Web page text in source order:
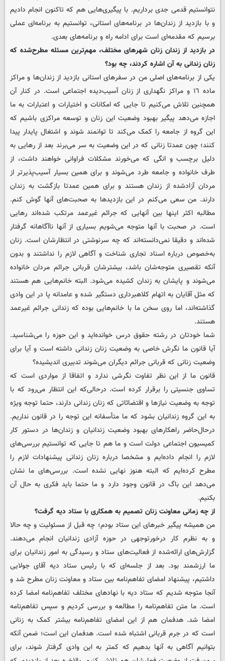
نتوانستیم قدمی جدی برداریم. با پیگیری‌هایی هم که تاکنون انجام دادیم
و با بازدید از زندان‌ها در برنامه‌های استانی، توانستیم به برنامه‌ای عملی
برسیم که مقدمه‌ای است برای ادامه راه و برنامه‌های بعدی.
‌در بازدید از زندان زنان شهرهای مختلف، مهم‌ترین مسئله مطرح‌شده که
زنان زندانی به آن اشاره کردند، چه بود؟
یکی از برنامه‌های اصلی من در سفرهای استانی بازدید از زندان‌ها و مراکز
ماده ١٦ و مراکز نگهداری از زنان آسیب‌دیده اجتماعی است. در کنار آن
همچنین تلاش می‌کنیم تا جایی که امکانات و اختیارات و اعتبارات به ما
اجازه می‌دهد پیگیر بهبود وضعیت این زنان و توسعه مراکزی باشیم که
این گروه از جامعه را کمک می‌کند تا توانمند شوند و اشتغال پایدار پیدا
کنند؛ چون عمدتا زنانی که در این وضعیت به سر می‌برند بعد از رهایی به
دلیل برچسب و انگی که می‌خورند مشکلات فراوانی خواهند داشت، از
طرف خانواده و جامعه طرد می‌شوند و برای همین بسیار آسیب‌پذیرتر از
مردان آزاد‌شده از زندان هستند و برای همین عمدتا بازگشت به زندان
دارند. من سعی می‌کنم در این بازدیدها به صحبت‌های آنها گوش کنم.
مطالبه اکثر اینها بین آنهایی که جرائم غیرعمد مرتکب شده‌اند رهایی
است. در صحبت با آنها متوجه می‌شویم بسیاری از آنها ناآگاهانه گرفتار
شده‌اند و دقیقا نمی‌دانسته‌اند که چه سرنوشتی در انتظارشان است. زنان
به‌خصوص درباره اسناد تجاری شناخت و آگاهی لازم را نداشتند و بدون
آنکه تقصیری متوجه‌شان باشد، بیشترشان قربانی جرائم مردان خانواده
می‌شوند و پایشان به زندان کشیده می‌شود. البته خانم‌هایی هم هستند
که مثل آقایان به اتهام کلاهبرداری دستگیر شده و عامدانه پا در این وادی
گذاشته‌اند، اما روی سخن ما با خانم‌هایی بوده که زندانی جرائم غیرعمد
هستند.
‌شما خودتان در رشته حقوق درس خوانده‌اید و این حوزه را می‌شناسید.
آیا قانون ما نگرش خاصی به وضعیت زنان زندانی داشته است و آیا برای
وضعیت زنانی که قربانی جرائم دیگران می‌شوند تدبیری اندیشیده؟
قانون ما از این نظر تفاوت نگرشی ندارد و اتفاقا از مواردی است که
تساوی جنسیتی را برقرار کرده است. درحالی‌که این انتظار می‌رود که با
توجه به وضعیت نیازها و اقتضائاتی که زنان زندانی دارند، حتما توجه ویژه
به این گروه زندانیان بشود که ما متأسفانه این توجه را در قانون نداریم.
درحال‌حاضر راهکارهای بهبود وضعیت زندانیان و زندان‌ها در دستور کار
کمیسیون اجتماعی دولت است و ما هم تا جایی که توانستیم بررسی‌های
لازم را انجام داده‌ایم و مشخصا درباره زنان زندانی پیشنهادات لازم را
مطرح کرده‌ایم که البته هنوز نهایی نشده است. بررسی‌های ما نشان
می‌دهد این باگ در قانون وجود دارد و ما حتما باید فکری به حال آن
بکنیم.
‌از چه زمانی معاونت زنان تصمیم به همکاری با ستاد دیه گرفت؟
من همیشه پیگیر خبرهای این ستاد بودم؛ چه قبل از مسئولیت و چه حالا
و به نظرم کار درخورتوجهی در حوزه آزادی زندانیان انجام می‌دهند.
گزارش‌های ارائه­‌شده از فعالیت‌های ستاد و رسیدگی به امور زندانیان برای
ما ارزشمند بود. بعد از جلسه‌ای که با رئیس ستاد دیه آقای جولایی
داشتیم، پیشنهاد امضای تفاهم‌نامه بین ستاد و معاونت زنان مطرح شد و
آنجا متوجه شدیم که ستاد دیه با نهادهای مختلف تفاهم‌نامه امضا کرده
است. ما متن تفاهم‌نامه را مطالعه و بررسی کردیم و سپس تفاهم‌نامه
امضا شد. هدفمان هم از این امضای تفاهم‌نامه بیشتر کمک به زنانی
است که در جرم قربانی اشتباه شده است. هدفمان این است؛ ضمن آنکه
بتوانیم آگاهی به آنها بدهیم که کمتر به این وادی گرفتار شوند، برای